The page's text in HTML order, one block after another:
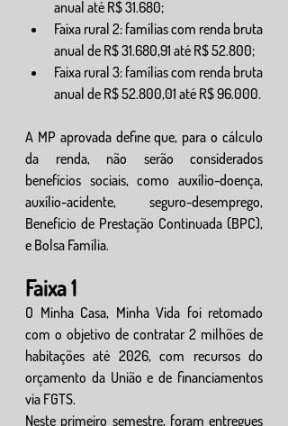
anual até R$ 31.680;
Faixa rural 2: famílias com renda bruta
anual de R$ 31.680,91 até R$ 52.800;
Faixa rural 3: famílias com renda bruta
anual de R$ 52.800,01 até R$ 96.000.
A MP aprovada define que, para o cálculo
da renda, não serão considerados
benefícios sociais, como auxílio-doença,
auxílio-acidente, seguro-desemprego,
Benefício de Prestação Continuada (BPC),
e Bolsa Família.
Faixa 1
O Minha Casa, Minha Vida foi retomado
com o objetivo de contratar 2 milhões de
habitações até 2026, com recursos do
orçamento da União e de financiamentos
via FGTS.
Neste primeiro semestre, foram entregues